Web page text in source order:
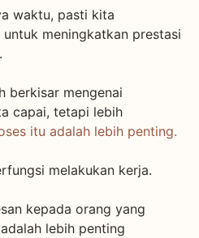
waktu, pasti kita
meningkatkan prestasi
berkisar mengenai
capai, tetapi lebih
itu adalah lebih penting.
melakukan kerja.
kepada orang yang
lebih penting